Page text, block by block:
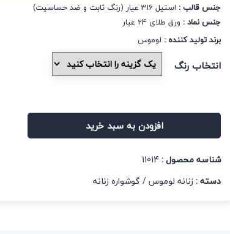
جنس قالب : استیل 316 عیار (رنگ ثابت و ضد حساسیت)
جنس نماد : ورق طلای 24 عیار
برند تولید کننده : لوموس
انتخاب رنگ
افزودن به سبد خرید
شناسه محصول :11014
دسته :زنانه لوموس/گوشواره زنانه